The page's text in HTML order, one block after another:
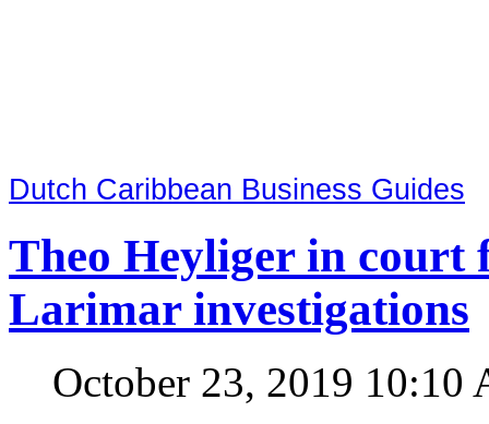
Dutch Caribbean Business Guides
Theo Heyliger in court
Larimar investigations
October 23, 2019 10:10